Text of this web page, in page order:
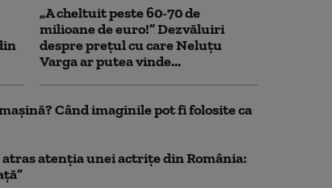
„A cheltuit peste 60-70 de
milioane de euro!” Dezvăluiri
despre prețul cu care Neluțu
Varga ar putea vinde...
Când imaginile pot fi folosite ca
atenția unei actrițe din România: